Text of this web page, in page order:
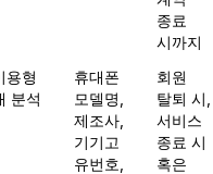
종료
시까지
용형
분석
휴대폰
모델명,
제조사,
기기고
유번호,
회원
탈퇴 시,
서비스
종료 시
혹은